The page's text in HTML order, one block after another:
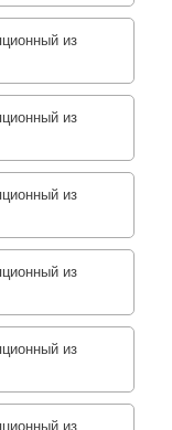
из
из
из
из
из
из